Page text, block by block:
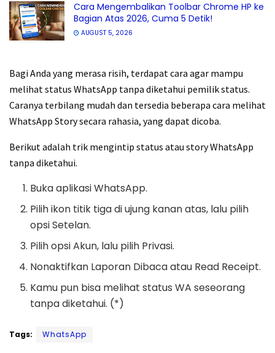
Cara Mengembalikan Toolbar Chrome HP ke
Bagian Atas 2026, Cuma 5 Detik!
AUGUST 5, 2026
Bagi Anda yang merasa risih, terdapat cara agar mampu
melihat status WhatsApp tanpa diketahui pemilik status.
Caranya terbilang mudah dan tersedia beberapa cara melihat
WhatsApp Story secara rahasia, yang dapat dicoba.
Berikut adalah trik mengintip status atau story WhatsApp
tanpa diketahui.
Buka aplikasi WhatsApp.
Pilih ikon titik tiga di ujung kanan atas, lalu pilih
opsi Setelan.
Pilih opsi Akun, lalu pilih Privasi.
Nonaktifkan Laporan Dibaca atau Read Receipt.
Kamu pun bisa melihat status WA seseorang
tanpa diketahui. (*)
Tags: WhatsApp